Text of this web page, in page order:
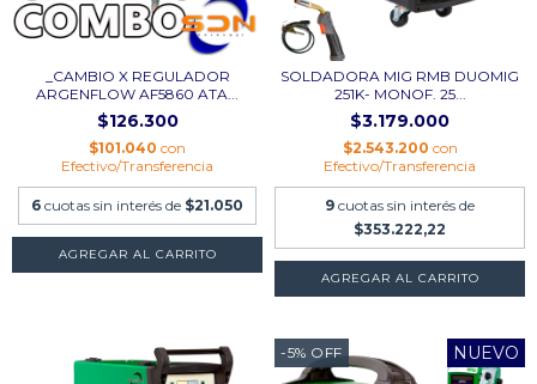
_CAMBIO X REGULADOR
ARGENFLOW AF5860 ATA...
$126.300
$101.040 con
Efectivo/Transferencia
6 cuotas sin interés de $21.050
SOLDADORA MIG RMB DUOMIG
251K- MONOF. 25...
$3.179.000
$2.543.200 con
Efectivo/Transferencia
9 cuotas sin interés de
$353.222,22
-5% OFF NUEVO